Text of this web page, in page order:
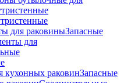
для раковиныЗапасные
для
кухонных раковинЗапасные